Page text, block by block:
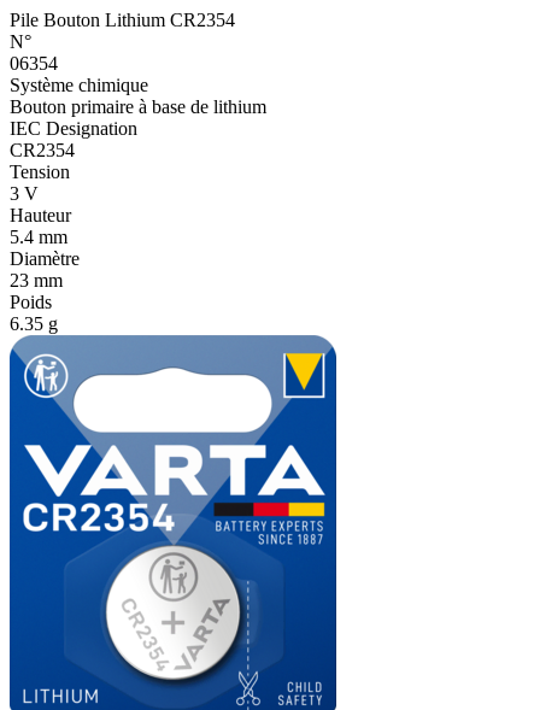
Pile Bouton Lithium CR2354
N°
06354
Système chimique
Bouton primaire à base de lithium
IEC Designation
CR2354
Tension
3 V
Hauteur
5.4 mm
Diamètre
23 mm
Poids
6.35 g